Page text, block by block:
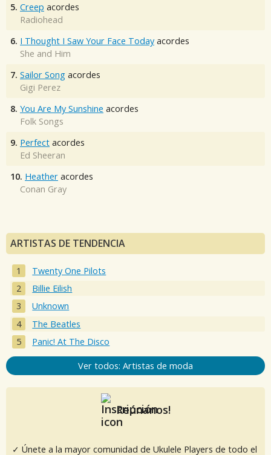
5. Creep acordes
Radiohead
6. I Thought I Saw Your Face Today acordes
She and Him
7. Sailor Song acordes
Gigi Perez
8. You Are My Sunshine acordes
Folk Songs
9. Perfect acordes
Ed Sheeran
10. Heather acordes
Conan Gray
ARTISTAS DE TENDENCIA
Twenty One Pilots
Billie Eilish
Unknown
The Beatles
Panic! At The Disco
Ver todos: Artistas de moda
Reúnanos!
✓ Únete a la mayor comunidad de Ukulele Players de todo el